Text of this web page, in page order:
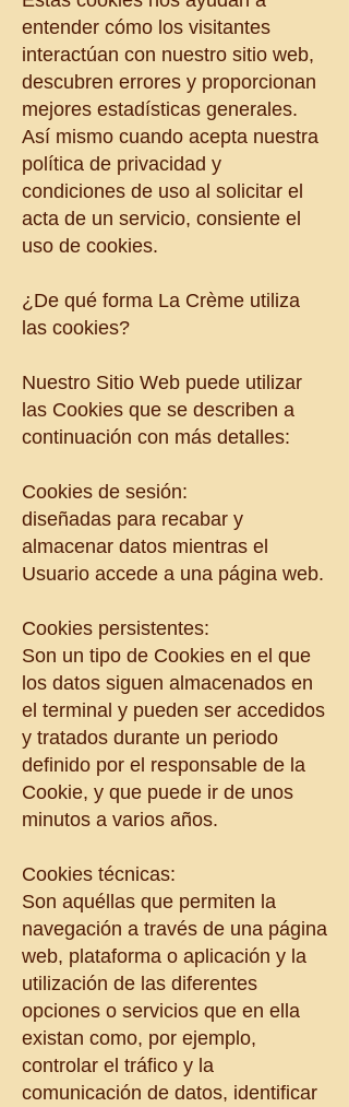
entender cómo los visitantes
interactúan con nuestro sitio web,
descubren errores y proporcionan
mejores estadísticas generales.
Así mismo cuando acepta nuestra
política de privacidad y
condiciones de uso al solicitar el
acta de un servicio, consiente el
uso de cookies.
¿De qué forma La Crème utiliza
las cookies?
Nuestro Sitio Web puede utilizar
las Cookies que se describen a
continuación con más detalles:
Cookies de sesión:
diseñadas para recabar y
almacenar datos mientras el
Usuario accede a una página web.
Cookies persistentes:
Son un tipo de Cookies en el que
los datos siguen almacenados en
el terminal y pueden ser accedidos
y tratados durante un periodo
definido por el responsable de la
Cookie, y que puede ir de unos
minutos a varios años.
Cookies técnicas:
Son aquéllas que permiten la
navegación a través de una página
web, plataforma o aplicación y la
utilización de las diferentes
opciones o servicios que en ella
existan como, por ejemplo,
controlar el tráfico y la
comunicación de datos, identificar